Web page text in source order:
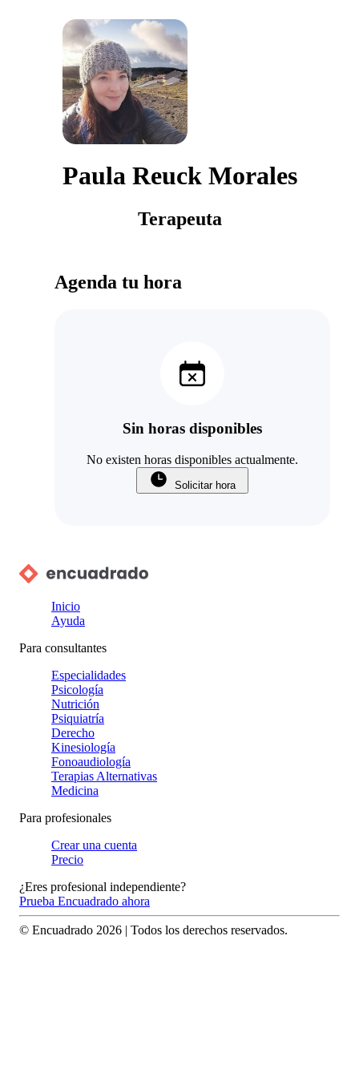
Paula Reuck Morales
Terapeuta
Agenda tu hora
Sin horas disponibles
No existen horas disponibles actualmente.
Solicitar hora
Inicio
Ayuda
Para consultantes
Especialidades
Psicología
Nutrición
Psiquiatría
Derecho
Kinesiología
Fonoaudiología
Terapias Alternativas
Medicina
Para profesionales
Crear una cuenta
Precio
¿Eres profesional independiente?
Prueba Encuadrado ahora
© Encuadrado 2026 | Todos los derechos reservados.